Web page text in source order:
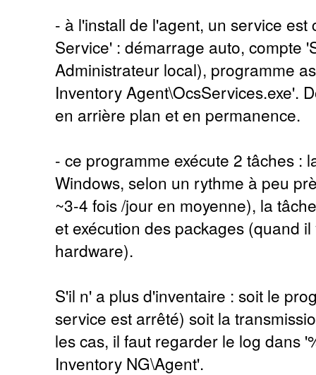
- à l'install de l'agent, un service est
Service' : démarrage auto, compte
Administrateur local), programme
Inventory Agent\OcsServices.exe'.
en arrière plan et en permanence.
- ce programme exécute 2 tâches :
Windows, selon un rythme à peu
~3-4 fois /jour en moyenne), la
et exécution des packages (quand
hardware).
S'il n' a plus d'inventaire : soit le
service est arrêté) soit la
les cas, il faut regarder le log dans
Inventory NG\Agent'.